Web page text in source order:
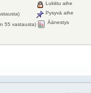
55 vastausta)
Lukittu aihe
Pysyvä aihe
Äänestys